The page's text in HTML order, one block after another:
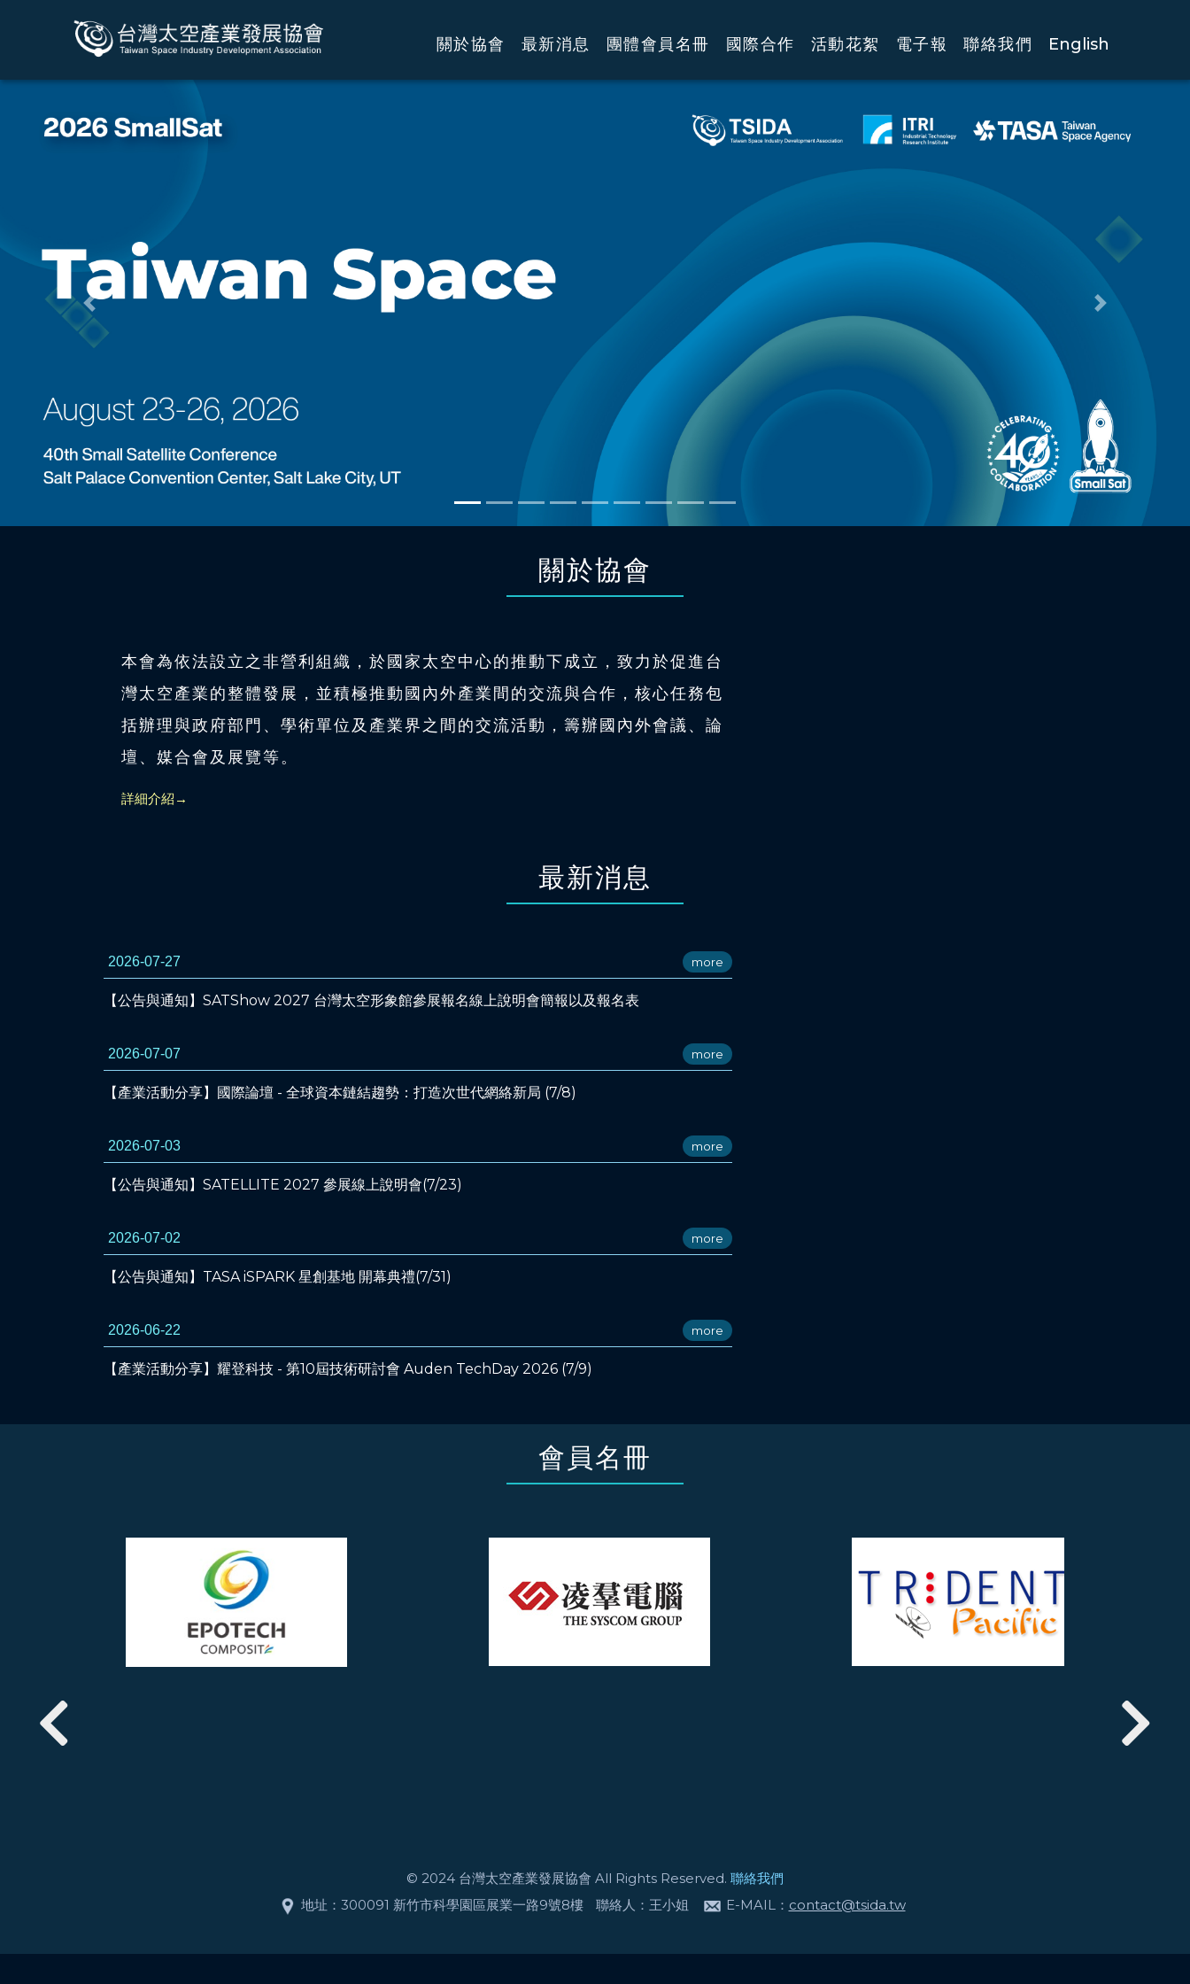
關於協會 最新消息 團體會員名冊 國際合作 活動花絮 電子報 聯絡我們 English
Previous Next
關於協會
本會為依法設立之非營利組織，於國家太空中心的推動下成立，致力於促進台
灣太空產業的整體發展，並積極推動國內外產業間的交流與合作，核心任務包
括辦理與政府部門、學術單位及產業界之間的交流活動，籌辦國內外會議、論
壇、媒合會及展覽等。
詳細介紹→
最新消息
2026-07-27 more
【公告與通知】SATShow 2027 台灣太空形象館參展報名線上說明會簡報以及報名表
2026-07-07 more
【產業活動分享】國際論壇 - 全球資本鏈結趨勢：打造次世代網絡新局 (7/8)
2026-07-03 more
【公告與通知】SATELLITE 2027 參展線上說明會(7/23)
2026-07-02 more
【公告與通知】TASA iSPARK 星創基地 開幕典禮(7/31)
2026-06-22 more
【產業活動分享】耀登科技 - 第10屆技術研討會 Auden TechDay 2026 (7/9)
會員名冊
© 2024 台灣太空產業發展協會 All Rights Reserved. 聯絡我們
地址：300091 新竹市科學園區展業一路9號8樓
聯絡人：王小姐 E-MAIL： contact@tsida.tw